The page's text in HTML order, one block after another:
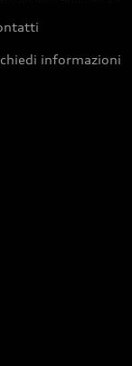
informazioni